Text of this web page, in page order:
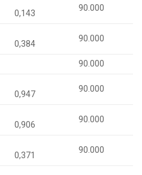
0,143
90.000
0,384
90.000
90.000
0,947
90.000
0,906
90.000
0,371
90.000